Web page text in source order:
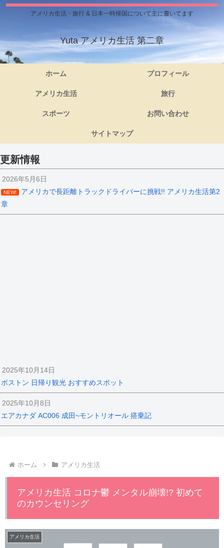
アメリカ生活・旅行 & 日本一時帰国について主に書いてます
Yuta アメリカ生活 第二章
ホーム プロフィール
アメリカ生活 旅行
スポーツ お問い合わせ
サイトマップ
更新情報
2026年5月6日
NEW!
アメリカで長距離トラックドライバーに挑戦!! アメリカ生活第2
章
2025年10月14日
ボストン 日帰り観光 おすすめスポット
2025年10月8日
エアカナダ AC006 成田~モントリオール 搭乗記
ホーム アメリカ生活
アメリカ生活 コロナ鬱 メンタル崩壊!? 初めて
のカウンセリング
アメリカ生活